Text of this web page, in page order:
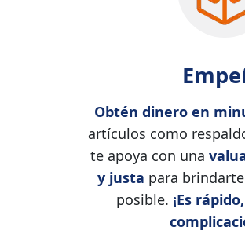
Obtén dinero en
artículos como
te apoya con una
y justa para
posible. ¡Es